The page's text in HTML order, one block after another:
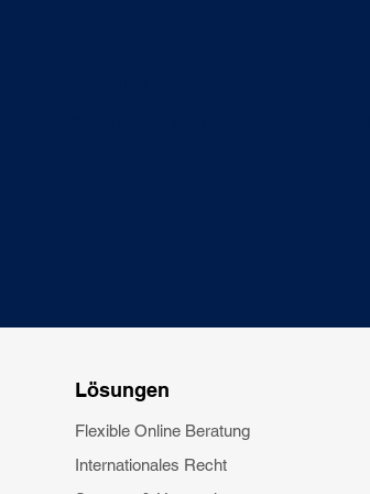
Lösungen
Flexible Online Beratung
Internationales Recht